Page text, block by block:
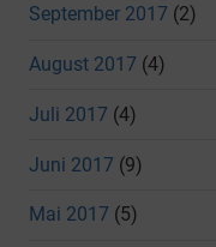
September 2017 (2)
August 2017 (4)
Juli 2017 (4)
Juni 2017 (9)
Mai 2017 (5)